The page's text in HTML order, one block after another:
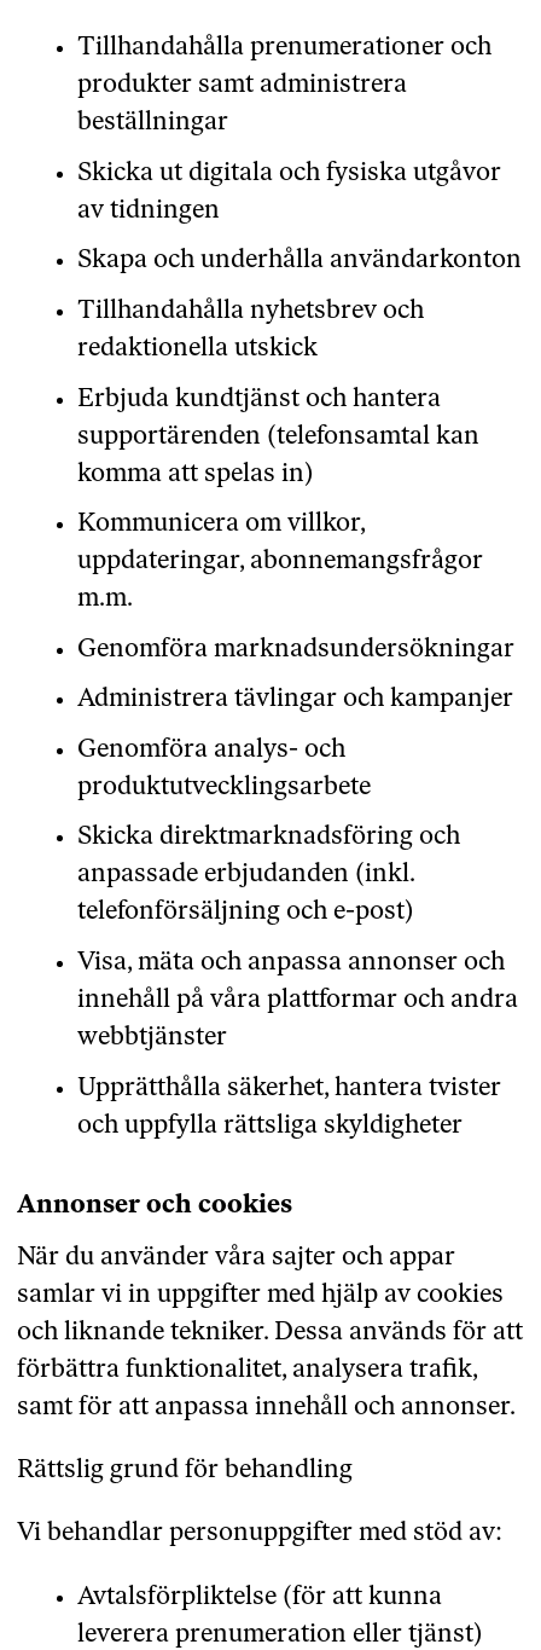
Tillhandahålla prenumerationer och
produkter samt administrera
beställningar
Skicka ut digitala och fysiska utgåvor
av tidningen
Skapa och underhålla användarkonton
Tillhandahålla nyhetsbrev och
redaktionella utskick
Erbjuda kundtjänst och hantera
supportärenden (telefonsamtal kan
komma att spelas in)
Kommunicera om villkor,
uppdateringar, abonnemangsfrågor
m.m.
Genomföra marknadsundersökningar
Administrera tävlingar och kampanjer
Genomföra analys- och
produktutvecklingsarbete
Skicka direktmarknadsföring och
anpassade erbjudanden (inkl.
telefonförsäljning och e-post)
Visa, mäta och anpassa annonser och
innehåll på våra plattformar och andra
webbtjänster
Upprätthålla säkerhet, hantera tvister
och uppfylla rättsliga skyldigheter
Annonser och cookies
När du använder våra sajter och appar
samlar vi in uppgifter med hjälp av cookies
och liknande tekniker. Dessa används för att
förbättra funktionalitet, analysera trafik,
samt för att anpassa innehåll och annonser.
Rättslig grund för behandling
Vi behandlar personuppgifter med stöd av:
Avtalsförpliktelse (för att kunna
leverera prenumeration eller tjänst)